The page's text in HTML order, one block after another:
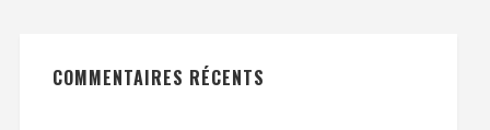
COMMENTAIRES RÉCENTS